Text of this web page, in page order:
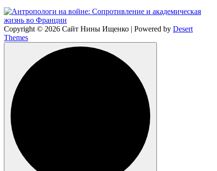
Copyright © 2026 Сайт Нины Ищенко | Powered by Desert
Themes